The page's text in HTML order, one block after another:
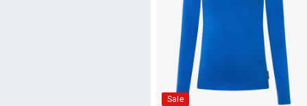
Sale